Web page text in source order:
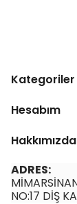
Kategoriler
Hesabım
Hakkımızda
ADRES:
NO:17 DİŞ